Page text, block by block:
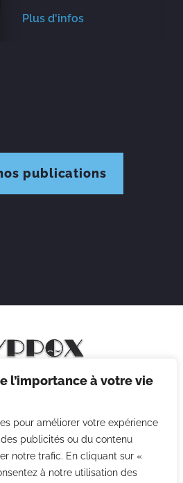
l’importance à votre vie
pour améliorer votre expérience
publicités ou du contenu
notre trafic. En cliquant sur «
à notre utilisation des
Plus d'infos
publications
légales
des cookies
CGV